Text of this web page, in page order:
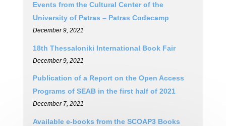
Events from the Cultural Center of the
University of Patras – Patras Codecamp
December 9, 2021
18th Thessaloniki International Book Fair
December 9, 2021
Publication of a Report on the Open Access
Programs of SEAB in the first half of 2021
December 7, 2021
Available e-books from the SCOAP3 Books